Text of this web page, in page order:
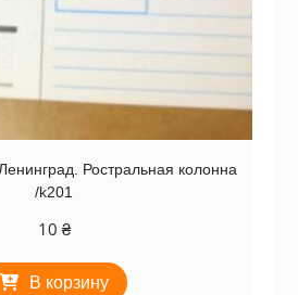
Ростральная колонна
/k201
10 ₴
В корзину